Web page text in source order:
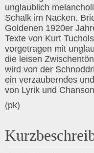
unglaublich
Schalk im Nacken.
Goldenen 1920er
Texte von Kurt
vorgetragen mit
die leisen
wird von der
ein verzauberndes
von Lyrik und
(pk)